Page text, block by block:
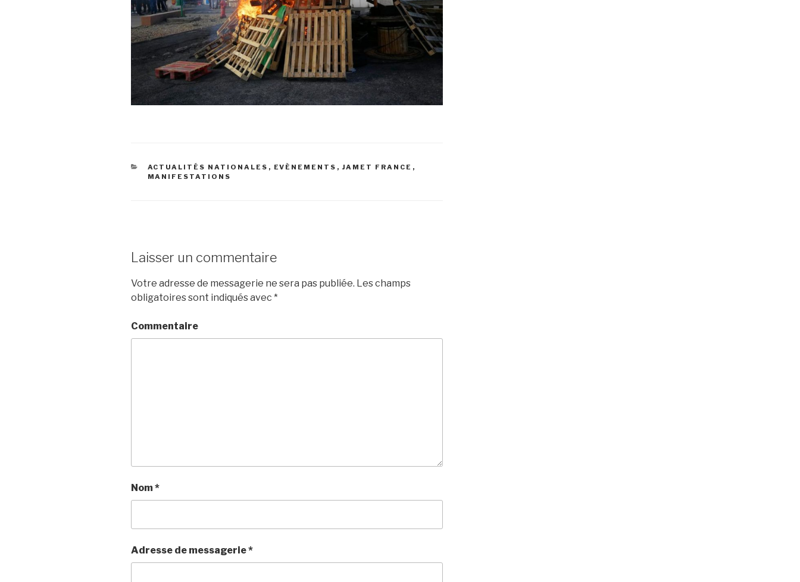
CATÉGORIES
ACTUALITÉS NATIONALES , EVÈNEMENTS , JAMET FRANCE ,
MANIFESTATIONS
Laisser un commentaire
Votre adresse de messagerie ne sera pas publiée. Les champs
obligatoires sont indiqués avec *
Commentaire
Nom*
Adresse de messagerie*